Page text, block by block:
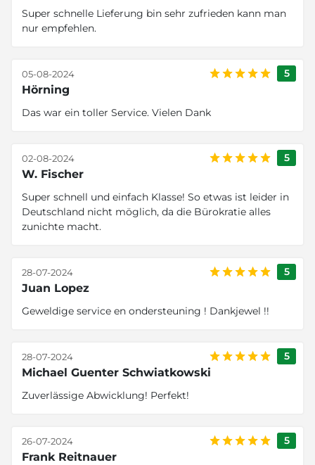
Super schnelle Lieferung bin sehr zufrieden kann man
nur empfehlen.
5
Hörning
05-08-2024
Das war ein toller Service. Vielen Dank
5
W. Fischer
02-08-2024
Super schnell und einfach Klasse! So etwas ist leider in
Deutschland nicht möglich, da die Bürokratie alles
zunichte macht.
5
Juan Lopez
28-07-2024
Geweldige service en ondersteuning ! Dankjewel !!
5
Michael Guenter Schwiatkowski
28-07-2024
Zuverlässige Abwicklung! Perfekt!
5
Frank Reitnauer
26-07-2024